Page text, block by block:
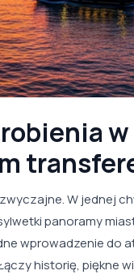
W jednej
panoramy
wprowadzenie do
historię, piękne